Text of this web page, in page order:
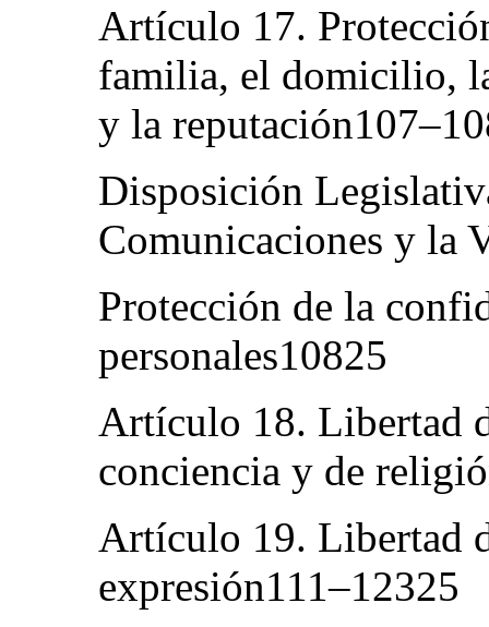
Artículo 17.
familia, el domicilio,
y la
Disposición
Comunicaciones y la
Protección de la
personales10825
Artículo 18. Libertad
conciencia y de
Artículo 19. Libertad
expresión111–12325